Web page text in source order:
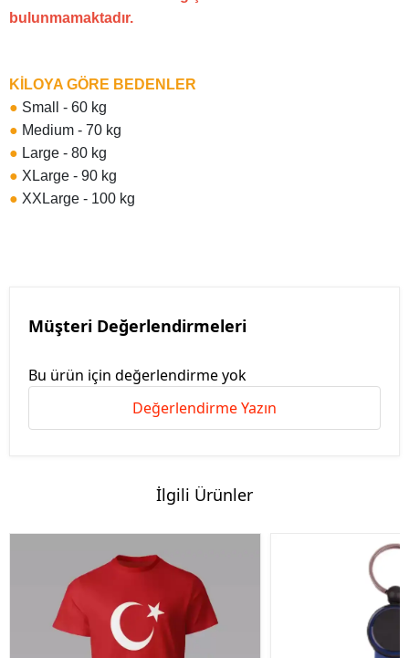
bulunmamaktadır.
KİLOYA GÖRE BEDENLER
● Small - 60 kg
● Medium - 70 kg
● Large - 80 kg
● XLarge - 90 kg
● XXLarge - 100 kg
Müşteri Değerlendirmeleri
Bu ürün için değerlendirme yok
Değerlendirme Yazın
İlgili Ürünler